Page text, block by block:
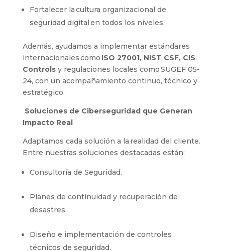
Fortalecer la cultura organizacional de
seguridad digital en todos los niveles.
Además, ayudamos a implementar estándares
internacionales como ISO 27001, NIST CSF, CIS
Controls y regulaciones locales como SUGEF 05-
24, con un acompañamiento continuo, técnico y
estratégico.
Soluciones de Ciberseguridad que Generan
Impacto Real
Adaptamos cada solución a la realidad del cliente.
Entre nuestras soluciones destacadas están:
Consultoría de Seguridad.
Planes de continuidad y recuperación de
desastres.
Diseño e implementación de controles
técnicos de seguridad.